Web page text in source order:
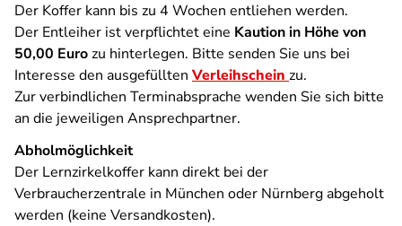
Der Koffer kann bis zu 4 Wochen entliehen werden.
Der Entleiher ist verpflichtet eine Kaution in Höhe von
50,00 Eurozu hinterlegen. Bitte senden Sie uns bei
Interesse den ausgefüllten Verleihschein zu.
Zur verbindlichen Terminabsprache wenden Sie sich bitte
an die jeweiligen Ansprechpartner.
Abholmöglichkeit
Der Lernzirkelkoffer kann direkt bei der
Verbraucherzentrale in München oder Nürnberg abgeholt
werden (keine Versandkosten).